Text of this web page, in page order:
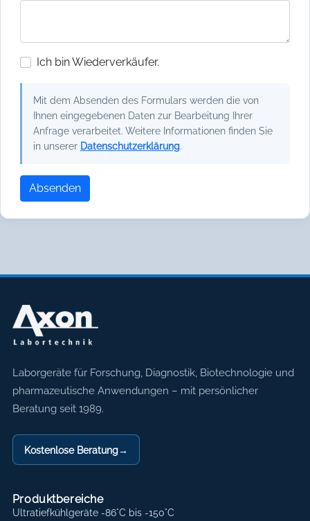
Ich bin Wiederverkäufer.
Mit dem Absenden des Formulars werden die von
Ihnen eingegebenen Daten zur Bearbeitung Ihrer
Anfrage verarbeitet. Weitere Informationen finden Sie
in unserer Datenschutzerklärung.
Absenden
Axon Labortechnik
Laborgeräte für Forschung, Diagnostik, Biotechnologie und
pharmazeutische Anwendungen – mit persönlicher
Beratung seit 1989.
Kostenlose Beratung→
Produktbereiche
Ultratiefkühlgeräte -86°C bis -150°C